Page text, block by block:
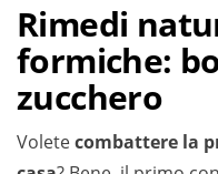
Rimedi
formiche:
zucchero
Voletecombattere la